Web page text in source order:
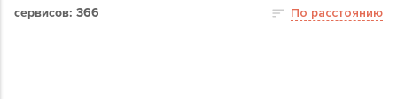
сервисов: 366 По расстоянию